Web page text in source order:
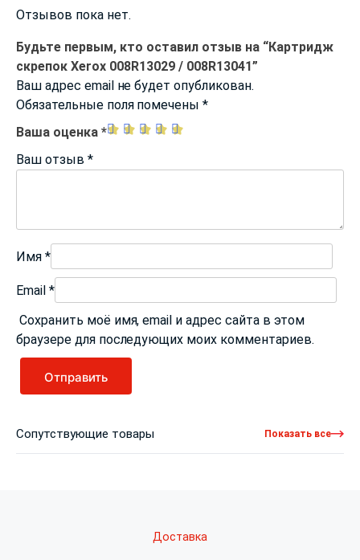
Отзывов пока нет.
Будьте первым, кто оставил отзыв на “Картридж
скрепок Xerox 008R13029 / 008R13041”
Ваш адрес email не будет опубликован.
Обязательные поля помечены*
Ваша оценка *
Ваш отзыв *
Имя *
Email *
Сохранить моё имя, email и адрес сайта в этом
браузере для последующих моих комментариев.
Сопутствующие товары Показать все
Доставка